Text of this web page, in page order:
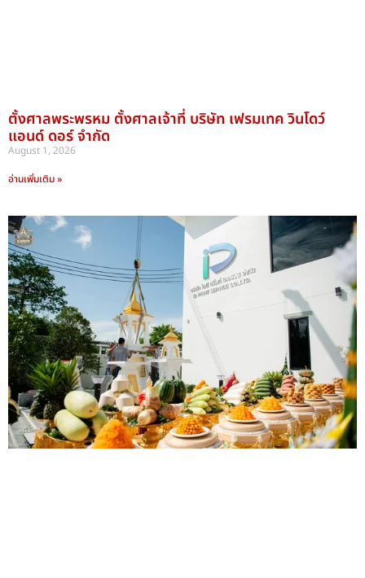
ตั้งศาลพระพรหม ตั้งศาลเจ้าที่ บริษัท เฟรมเทค วินโดว์
แอนด์ ดอร์ จำกัด
August 1, 2026
อ่านเพิ่มเติม »